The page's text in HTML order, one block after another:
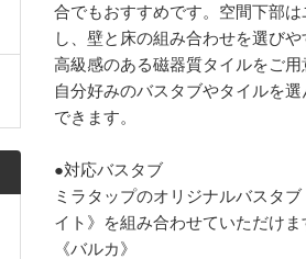
合でもおすすめです。空間下部
し、壁と床の組み合わせを選びや
高級感のある磁器質タイルをご用
自分好みのバスタブやタイルを
できます。
●対応バスタブ
ミラタップのオリジナルバスタ
イト》を組み合わせていただけま
《バルカ》